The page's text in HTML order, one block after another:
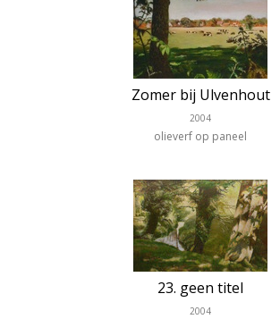
Zomer bij Ulvenhout
2004
olieverf op paneel
23. geen titel
2004